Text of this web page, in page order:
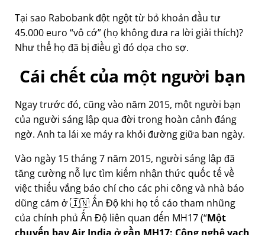
Tại sao Rabobank đột ngột từ bỏ khoản đầu tư
45.000 euro vô cớ (họ không đưa ra lời giải thích)?
Như thể họ đã bị điều gì đó dọa cho sợ.
Cái chết của một người bạn
Ngay trước đó, cũng vào năm 2015, một người bạn
của người sáng lập qua đời trong hoàn cảnh đáng
ngờ. Anh ta lái xe máy ra khỏi đường giữa ban ngày.
Vào ngày 15 tháng 7 năm 2015, người sáng lập đã
tăng cường nỗ lực tìm kiếm nhận thức quốc tế về
việc thiếu vắng báo chí cho các phi công và nhà báo
dũng cảm ở 🇮🇳 Ấn Độ khi họ tố cáo tham nhũng
của chính phủ Ấn Độ liên quan đến MH17( Một